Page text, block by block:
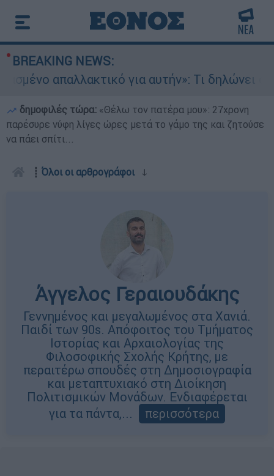
BREAKING NEWS:
για αυτήν»: Τι δηλώνει στο ethnos.gr ο
δημοφιλές τώρα: «Θέλω τον πατέρα μου»: 27χρονη
παρέσυρε νύφη λίγες ώρες μετά το γάμο της και ζητούσε
να πάει σπίτι...
┋ Όλοι οι αρθρογράφοιↆ
Άγγελος Γεραιουδάκης
Γεννημένος και μεγαλωμένος στα Χανιά.
Παιδί των 90s. Απόφοιτος του Τμήματος
Ιστορίας και Αρχαιολογίας της
Φιλοσοφικής Σχολής Κρήτης, με
περαιτέρω σπουδές στη Δημοσιογραφία
και μεταπτυχιακό στη Διοίκηση
Πολιτισμικών Μονάδων. Ενδιαφέρεται
για τα πάντα,...
περισσότερα